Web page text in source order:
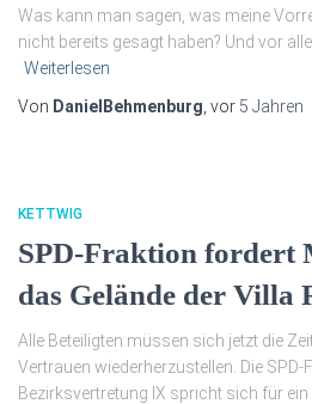
Was kann man sagen, was meine
nicht bereits gesagt haben? Und vor
Weiterlesen
Von DanielBehmenburg , vor 5 Jahren
KETTWIG
SPD-Fraktion
das Gelände der Villa
Alle Beteiligten müssen sich jetzt die
Vertrauen wiederherzustellen. Die SPD-
Bezirksvertretung IX spricht sich für